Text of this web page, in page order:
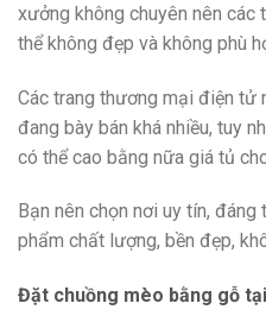
xưởng không chuyên nên các
thể không đẹp và không phù
Các trang thương mại điện tử
đang bày bán khá nhiều, tuy
có thể cao bằng nữa giá tủ
Bạn nên chọn nơi uy tín,
phẩm chất lượng, bền đẹp,
Đặt chuồng mèo bằng gỗ